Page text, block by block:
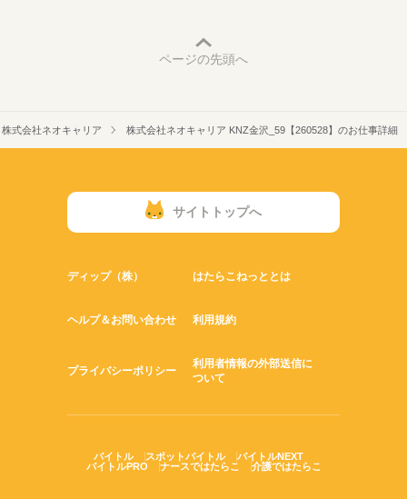
ページの先頭へ
株式会社ネオキャリア 株式会社ネオキャリア KNZ金沢_59【260528】のお仕事詳細
サイトトップへ
ディップ（株） はたらこねっととは
ヘルプ＆お問い合わせ 利用規約
プライバシーポリシー
利用者情報の外部送信に
ついて
バイトル スポットバイトル
バイトルNEXT
バイトルPRO
ナースではたらこ 介護ではたらこ